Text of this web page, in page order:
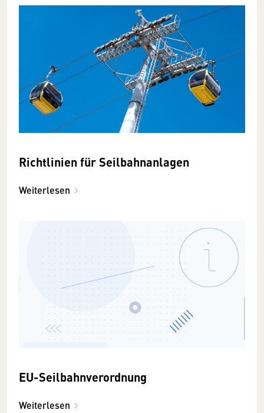
Richtlinien für Seilbahnanlagen
Weiterlesen
EU-Seilbahnverordnung
Weiterlesen